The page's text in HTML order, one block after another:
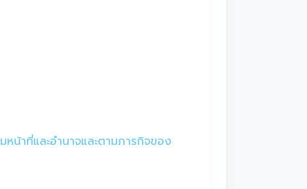
น้าที่และอำนาจและตามภารกิจของ